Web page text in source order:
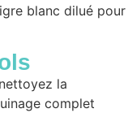
blanc dilué pour
la
complet